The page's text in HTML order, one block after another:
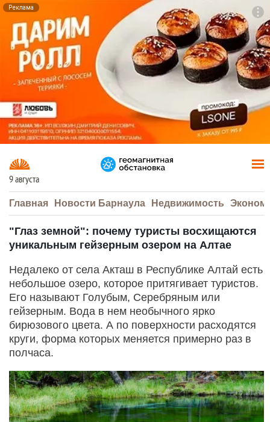
Реклама
9 августа
Главная Новости Барнаула Недвижимость
"Глаз земной": почему туристы восхищаются
уникальным гейзерным озером на Алтае
Недалеко от села Акташ в Республике Алтай есть
небольшое озеро, которое притягивает туристов.
Его называют Голубым, Серебряным или
гейзерным. Вода в нем необычного ярко
бирюзового цвета. А по поверхности расходятся
круги, форма которых меняется примерно раз в
полчаса.